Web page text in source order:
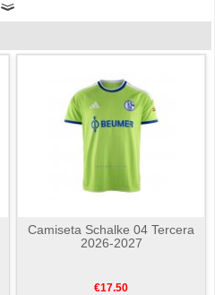
Camiseta Schalke 04 Tercera
2026-2027
€17.50